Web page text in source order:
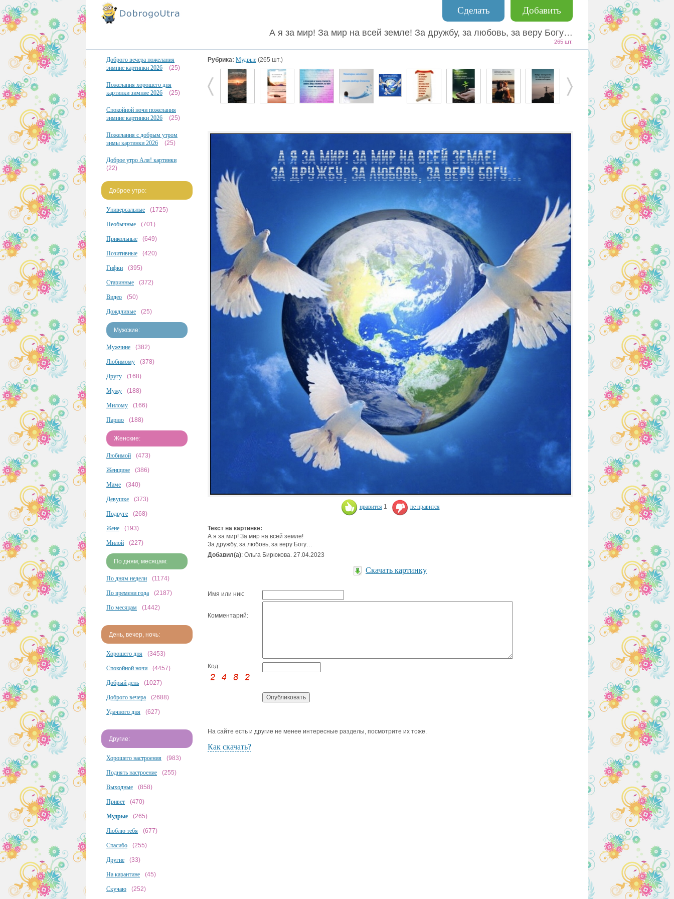
Добавить
Сделать
А я за мир! За мир на всей земле! За дружбу, за любовь, за веру Богу…
265 шт.
Доброго вечера пожелания
зимние картинки 2026
(25)
Пожелания хорошего дня
картинки зимние 2026
(25)
Спокойной ночи пожелания
зимние картинки 2026
(25)
Пожелания с добрым утром
зимы картинки 2026
(25)
Доброе утро Аля! картинки
(22)
Доброе утро:
Универсальные (1725)
Необычные (701)
Прикольные (649)
Позитивные (420)
Гифки (395)
Старинные (372)
Видео (50)
Дождливые (25)
Мужские:
Мужчине (382)
Любимому (378)
Другу (168)
Мужу (188)
Милому (166)
Парню (188)
Женские:
Любимой (473)
Женщине (386)
Маме (340)
Девушке (373)
Подруге (268)
Жене (193)
Милой (227)
По дням, месяцам:
По дням недели (1174)
По времени года (2187)
По месяцам (1442)
День, вечер, ночь:
Хорошего дня (3453)
Спокойной ночи (4457)
Добрый день (1027)
Доброго вечера (2688)
Удачного дня (627)
Другие:
Хорошего настроения (983)
Поднять настроение (255)
Выходные (858)
Привет (470)
Мудрые (265)
Люблю тебя (677)
Спасибо (255)
Другие (33)
На карантине (45)
Скучаю (252)
Рубрика: Мудрые (265 шт.)
нравится 1 не нравится
Текст на картинке:
А я за мир! За мир на всей земле!
За дружбу, за любовь, за веру Богу…
Добавил(а): Ольга Бирюкова. 27.04.2023
Скачать картинку
Имя или ник:
Комментарий:
Код:
На сайте есть и другие не менее интересные разделы, посмотрите их тоже.
Как скачать?